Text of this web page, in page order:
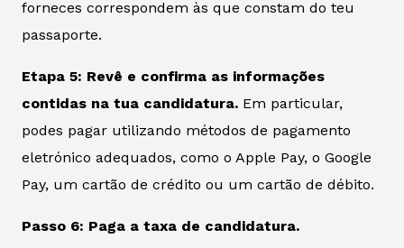
forneces correspondem às que constam do teu
passaporte.
Etapa 5: Revê e confirma as informações
contidas na tua candidatura. Em particular,
podes pagar utilizando métodos de pagamento
eletrónico adequados, como o Apple Pay, o Google
Pay, um cartão de crédito ou um cartão de débito.
Passo 6: Paga a taxa de candidatura.